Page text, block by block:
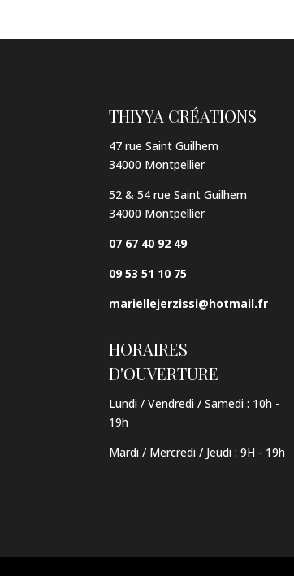
THIYYA CRÉATIONS
47 rue Saint Guilhem
34000 Montpellier
52 & 54 rue Saint Guilhem
34000 Montpellier
07 67 40 92 49
09 53 51 10 75
mariellejerzissi@hotmail.fr
HORAIRES
D'OUVERTURE
Lundi / Vendredi / Samedi : 10h -
19h
Mardi / Mercredi / Jeudi:9H - 19h